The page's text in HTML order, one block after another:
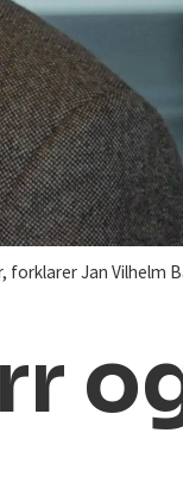
forklarer Jan Vilhelm